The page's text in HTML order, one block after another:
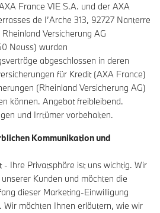
France VIE S.A. und der AXA
de I’Arche 313, 92727 Nanterre
Versicherung AG
Neuss) wurden
abgeschlossen in deren
für Kredit (AXA France)
(Rheinland Versicherung AG)
können. Angebot freibleibend.
und Irrtümer vorbehalten.
Kommunikation und
- Ihre Privatsphäre ist uns wichtig. Wir
Kunden und möchten die
dieser Marketing-Einwilligung
Wir möchten Ihnen erläutern, wie wir